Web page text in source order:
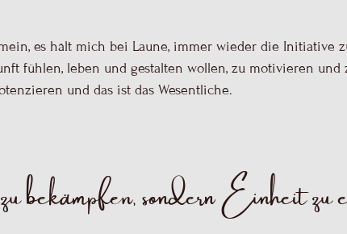
bekämpfen, sondern Einheit
zu leben. Du hast einen ganz bestimmten
deine Seele beim neuen Wohlstand mitzuwirken.
(